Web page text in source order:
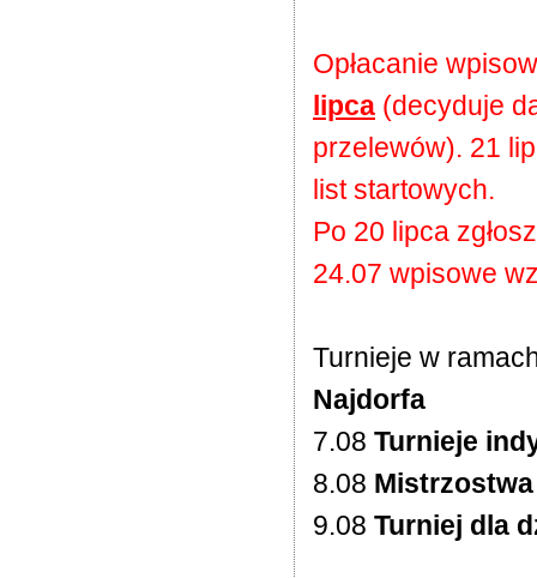
Opłacanie
lipca (decyduje
przelewów). 21
list startowych.
Po 20 lipca
24.07 wpisowe
Turnieje w
Najdorfa
7.08 Turnieje
8.08
9.08 Turniej dla